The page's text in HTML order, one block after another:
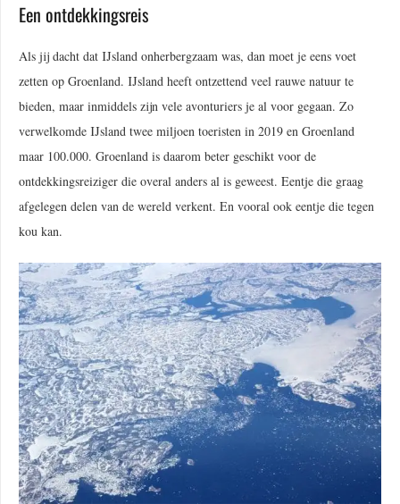
Een ontdekkingsreis
Als jij dacht dat IJsland onherbergzaam was, dan moet je eens voet
zetten op Groenland. IJsland heeft ontzettend veel rauwe natuur te
bieden, maar inmiddels zijn vele avonturiers je al voor gegaan. Zo
verwelkomde IJsland twee miljoen toeristen in 2019 en Groenland
maar 100.000. Groenland is daarom beter geschikt voor de
ontdekkingsreiziger die overal anders al is geweest. Eentje die graag
afgelegen delen van de wereld verkent. En vooral ook eentje die tegen
kou kan.